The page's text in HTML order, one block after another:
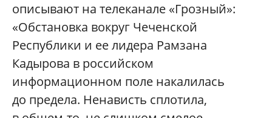
описывают на телеканале «Грозный»:
«Обстановка вокруг Чеченской
Республики и ее лидера Рамзана
Кадырова в российском
информационном поле накалилась
до предела. Ненависть сплотила,